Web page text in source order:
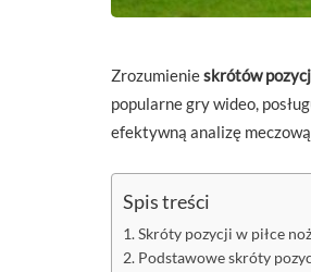
Zrozumienieskrótów
popularne gry wideo,
efektywną analizę
Spis treści
Skróty pozycji w piłce
Podstawowe skróty